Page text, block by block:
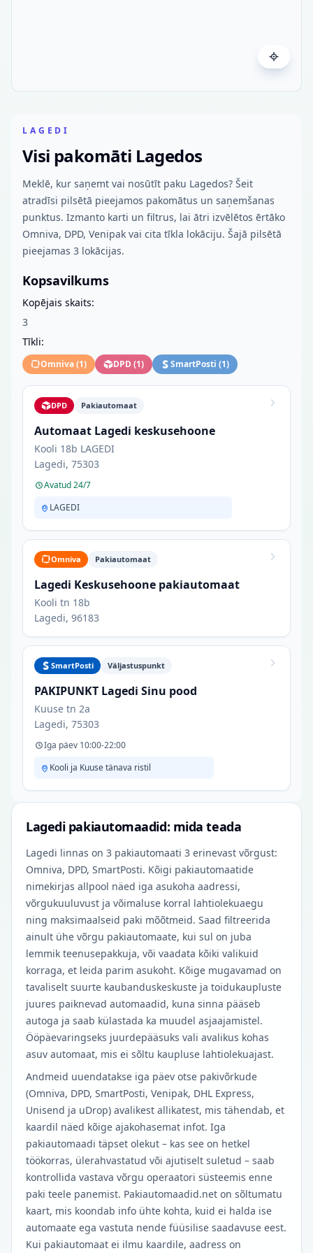
LAGEDI
Visi pakomāti Lagedos
Meklē, kur saņemt vai nosūtīt paku Lagedos? Šeit
atradīsi pilsētā pieejamos pakomātus un saņemšanas
punktus. Izmanto karti un filtrus, lai ātri izvēlētos ērtāko
Omniva, DPD, Venipak vai cita tīkla lokāciju. Šajā pilsētā
pieejamas 3 lokācijas.
Kopsavilkums
Kopējais skaits:
3
Tīkli:
Omniva(1) DPD(1) SmartPosti (1)
DPD Pakiautomaat
Automaat Lagedi keskusehoone
Kooli 18b LAGEDI
Lagedi, 75303
Avatud 24/7
LAGEDI
Omniva Pakiautomaat
Lagedi Keskusehoone pakiautomaat
Kooli tn 18b
Lagedi, 96183
SmartPosti Väljastuspunkt
PAKIPUNKT Lagedi Sinu pood
Kuuse tn 2a
Lagedi, 75303
Iga päev 10:00-22:00
Kooli ja Kuuse tänava ristil
Lagedi pakiautomaadid: mida teada
Lagedi linnas on 3 pakiautomaati 3 erinevast võrgust:
Omniva, DPD, SmartPosti. Kõigi pakiautomaatide
nimekirjas allpool näed iga asukoha aadressi,
võrgukuuluvust ja võimaluse korral lahtiolekuaegu
ning maksimaalseid paki mõõtmeid. Saad filtreerida
ainult ühe võrgu pakiautomaate, kui sul on juba
lemmik teenusepakkuja, või vaadata kõiki valikuid
korraga, et leida parim asukoht. Kõige mugavamad on
tavaliselt suurte kaubanduskeskuste ja toidukaupluste
juures paiknevad automaadid, kuna sinna pääseb
autoga ja saab külastada ka muudel asjaajamistel.
Ööpäevaringseks juurdepääsuks vali avalikus kohas
asuv automaat, mis ei sõltu kaupluse lahtiolekuajast.
Andmeid uuendatakse iga päev otse pakivõrkude
(Omniva, DPD, SmartPosti, Venipak, DHL Express,
Unisend ja uDrop) avalikest allikatest, mis tähendab, et
kaardil näed kõige ajakohasemat infot. Iga
pakiautomaadi täpset olekut – kas see on hetkel
töökorras, ülerahvastatud või ajutiselt suletud – saab
kontrollida vastava võrgu operaatori süsteemis enne
paki teele panemist. Pakiautomaadid.net on sõltumatu
kaart, mis koondab info ühte kohta, kuid ei halda ise
automaate ega vastuta nende füüsilise saadavuse eest.
Kui pakiautomaat ei ilmu kaardile, aadress on